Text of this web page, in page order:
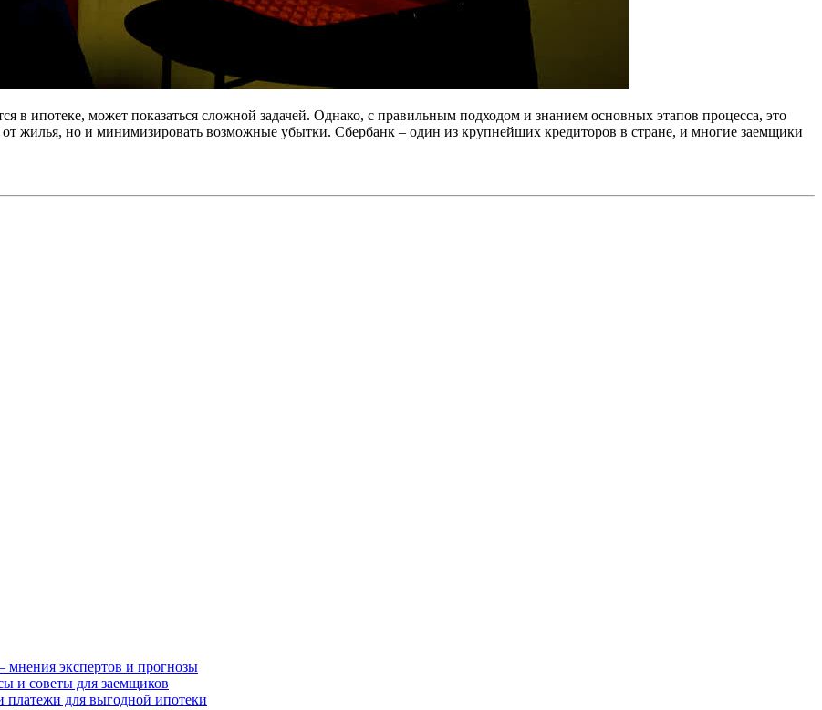
в ипотеке, может показаться сложной задачей. Однако, с правильным подходом и знанием основных этапов процесса, это
от жилья, но и минимизировать возможные убытки. Сбербанк – один из крупнейших кредиторов в стране, и многие заемщики
мнения экспертов и прогнозы
и советы для заемщиков
платежи для выгодной ипотеки